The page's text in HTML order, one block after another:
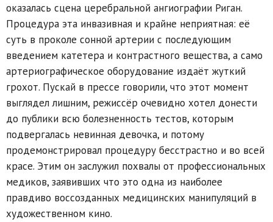
оказалась сцена церебральной ангиографии Риган.
Процедура эта инвазивная и крайне неприятная: её
суть в проколе сонной артерии с последующим
введением катетера и контрастного вещества, а само
артериографическое оборудование издаёт жуткий
грохот. Пускай в прессе говорили, что этот момент
выглядел лишним, режиссёр очевидно хотел донести
до публики всю болезненность тестов, которым
подвергалась невинная девочка, и потому
продемонстрировал процедуру бесстрастно и во всей
красе. Этим он заслужил похвалы от профессиональных
медиков, заявивших что это одна из наиболее
правдиво воссозданных медицинских манипуляций в
художественном кино.